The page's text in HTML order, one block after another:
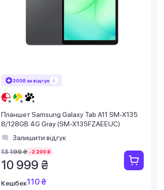
300₴ за відгук
Планшет Samsung Galaxy Tab A11 SM-X135
8/128GB 4G Gray (SM-X135FZAEEUC)
Залишити відгук
13 199 ₴ -2 200 ₴
10 999 ₴
Кешбек110 ₴